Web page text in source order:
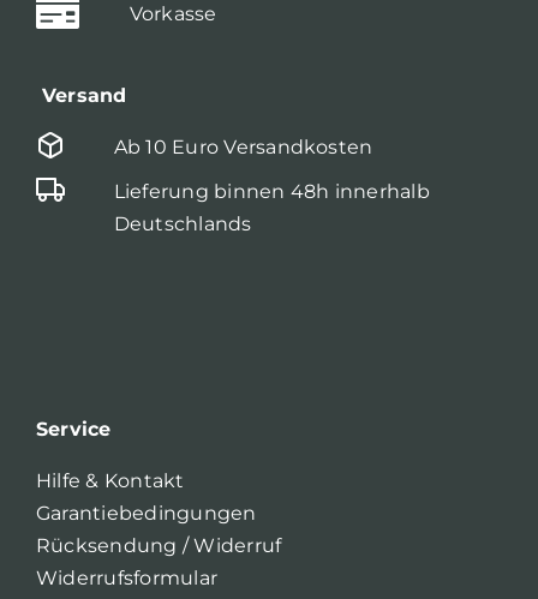
Vorkasse
Versand
Ab 10 Euro Versandkosten
Lieferung binnen 48h innerhalb
Deutschlands
Service
Hilfe & Kontakt
Garantiebedingungen
Rücksendung / Widerruf
Widerrufsformular